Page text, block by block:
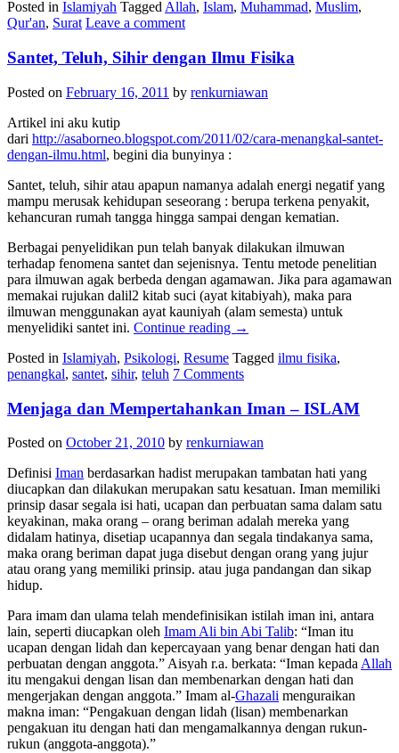
Posted in Islamiyah TaggedAllah, Islam, Muhammad, Muslim,
Qur'an, Surat Leave a comment
Santet, Teluh, Sihir dengan Ilmu Fisika
Posted on February 16, 2011 by renkurniawan
Artikel ini aku kutip
dari http://asaborneo.blogspot.com/2011/02/cara-menangkal-santet-
dengan-ilmu.html, begini dia bunyinya :
Santet, teluh, sihir atau apapun namanya adalah energi negatif yang
mampu merusak kehidupan seseorang : berupa terkena penyakit,
kehancuran rumah tangga hingga sampai dengan kematian.
Berbagai penyelidikan pun telah banyak dilakukan ilmuwan
terhadap fenomena santet dan sejenisnya. Tentu metode penelitian
para ilmuwan agak berbeda dengan agamawan. Jika para agamawan
memakai rujukan dalil2 kitab suci (ayat kitabiyah), maka para
ilmuwan menggunakan ayat kauniyah (alam semesta) untuk
menyelidiki santet ini. Continue reading →
Posted in Islamiyah, Psikologi, Resume Tagged ilmu fisika,
penangkal, santet, sihir, teluh 7 Comments
Menjaga dan Mempertahankan Iman – ISLAM
Posted on October 21, 2010 by renkurniawan
Definisi Iman berdasarkan hadist merupakan tambatan hati yang
diucapkan dan dilakukan merupakan satu kesatuan. Iman memiliki
prinsip dasar segala isi hati, ucapan dan perbuatan sama dalam satu
keyakinan, maka orang – orang beriman adalah mereka yang
didalam hatinya, disetiap ucapannya dan segala tindakanya sama,
maka orang beriman dapat juga disebut dengan orang yang jujur
atau orang yang memiliki prinsip. atau juga pandangan dan sikap
hidup.
Para imam dan ulama telah mendefinisikan istilah iman ini, antara
lain, seperti diucapkan oleh Imam Ali bin Abi Talib: “Iman itu
ucapan dengan lidah dan kepercayaan yang benar dengan hati dan
perbuatan dengan anggota.” Aisyah r.a. berkata: “Iman kepada Allah
itu mengakui dengan lisan dan membenarkan dengan hati dan
mengerjakan dengan anggota.” Imam al-Ghazali menguraikan
makna iman: “Pengakuan dengan lidah (lisan) membenarkan
pengakuan itu dengan hati dan mengamalkannya dengan rukun-
rukun (anggota-anggota).”